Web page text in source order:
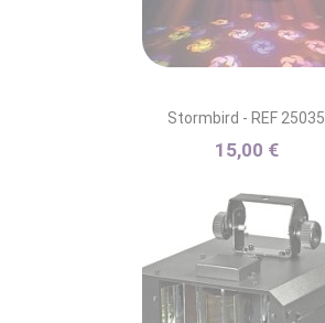
Stormbird - REF 25035
15,00 €